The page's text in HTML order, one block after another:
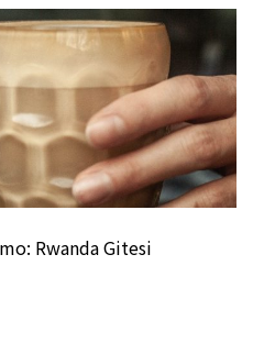
Rwanda Gitesi